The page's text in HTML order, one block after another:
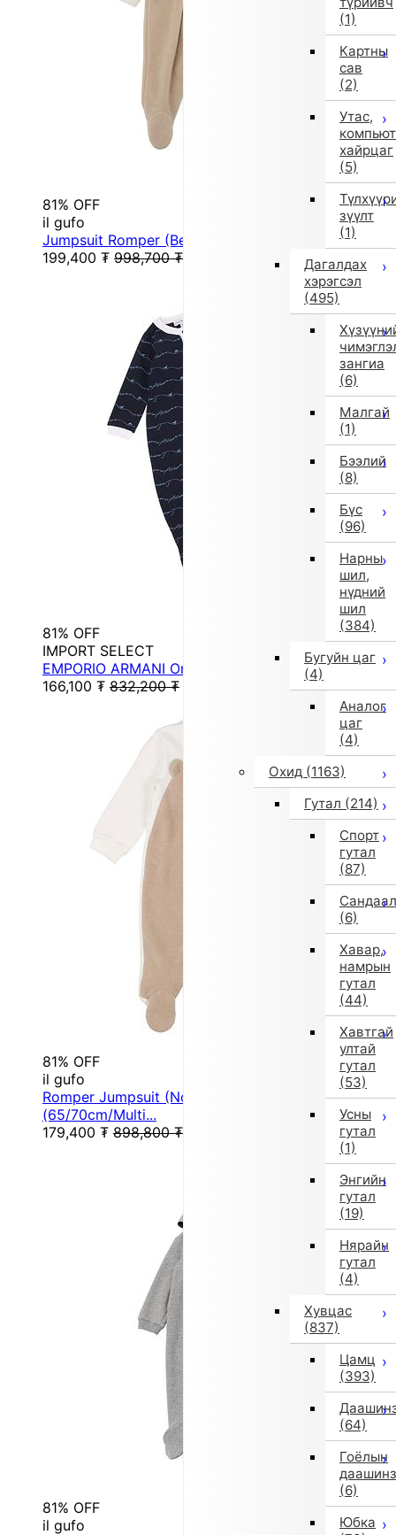
(1)
Картны
сав
(2)
Утас,
хайрцаг
(5)
зүүлт
(1)
Дагалдах
хэрэгсэл
(495)
зангиа
(6)
Малгай
(1)
Бээлий
(8)
Бүс
(96)
Нарны
шил,
нүдний
шил
(384)
Бугуйн цаг
(4)
Аналог
цаг
(4)
Охид (1163)
Гутал (214)
Спорт
гутал
(87)
Сандаал
(6)
Хавар,
намрын
гутал
(44)
Хавтгай
ултай
гутал
(53)
Усны
гутал
(1)
Энгийн
гутал
(19)
Нярайн
гутал
(4)
Хувцас
(837)
Цамц
(393)
(64)
Гоёлын
даашинз
(6)
Юбка
81% OFF
il gufo
Jumpsuit Romper (Beige)
199,400 ₮ 998,700 ₮
81% OFF
IMPORT SELECT
EMPORIO ARMANI One-Piece Romper (No Returns)
166,100 ₮ 832,200 ₮
81% OFF
il gufo
Romper Jumpsuit (Non-returnable)
(65/70cm/Multi...
179,400 ₮ 898,800 ₮
81% OFF
il gufo